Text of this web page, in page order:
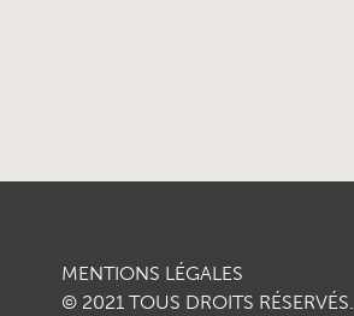
MENTIONS LÉGALES
© 2021 TOUS DROITS RÉSERVÉS.